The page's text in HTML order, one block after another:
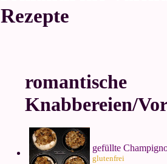
Rezepte
romantische
Knabbereien/
gefüllte
glutenfrei